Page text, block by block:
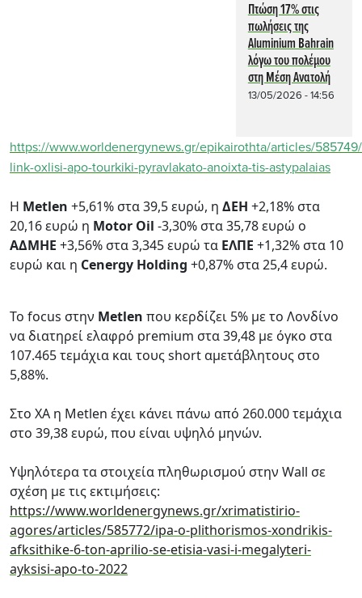
Πτώση 17% στις
πωλήσεις της
Aluminium Bahrain
λόγω του πολέμου
στη Μέση Ανατολή
13/05/2026 - 14:56
https://www.worldenergynews.gr/epikairothta/articles/
link-oxlisi-apo-tourkiki-pyravlakato-anoixta-tis-astypalaias
H Μetlen +5,61% στα 39,5 ευρώ, η ΔΕΗ +2,18% στα
20,16 ευρώ η Motor Oil -3,30% στα 35,78 ευρώ ο
AΔMHE +3,56% στα 3,345 ευρώ τα ΕΛΠΕ +1,32% στα 10
ευρώ και η Cenergy Holding +0,87% στα 25,4 ευρώ.
Το focus στην Metlen που κερδίζει 5% με το Λονδίνο
να διατηρεί ελαφρό premium στα 39,48 με όγκο στα
107.465 τεμάχια και τους short αμετάβλητους στο
5,88%.
Στο ΧΑ η Metlen έχει κάνει πάνω από 260.000 τεμάχια
στο 39,38 ευρώ, που είναι υψηλό μηνών.
Υψηλότερα τα στοιχεία πληθωρισμού στην Wall σε
σχέση με τις εκτιμήσεις:
https://www.worldenergynews.gr/xrimatistirio-
agores/articles/585772/ipa-o-plithorismos-xondrikis-
afksithike-6-ton-aprilio-se-etisia-vasi-i-megalyteri-
ayksisi-apo-to-2022